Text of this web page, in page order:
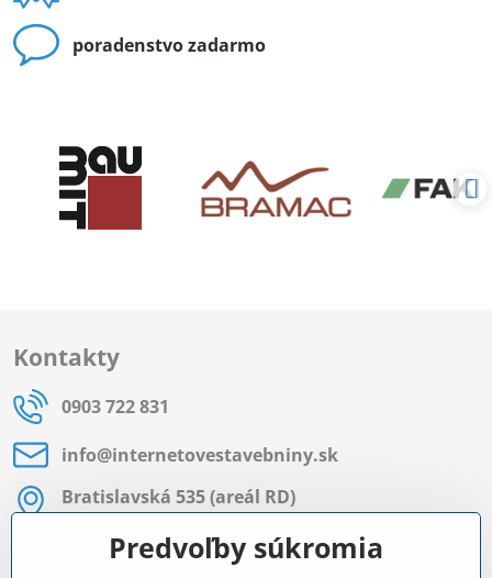
poradenstvo zadarmo
Kontakty
0903 722 831
info​@internetovestavebniny​.sk
Bratislavská 535 (areál RD)
Most pri Bratislave
Pon - Pia 8:00 - 11:30 a 12:15 - 15:30
Predvoľby súkromia